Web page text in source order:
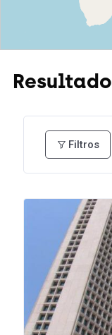
Filtros